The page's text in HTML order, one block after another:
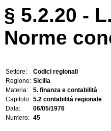
§ 5.2.20 -
Norme
Settore:
Codici regionali
Regione: Sicilia
Materia:
5. finanza e contabilità
Capitolo: 5.2 contabilità regionale
Data:
06/05/1976
Numero: 45